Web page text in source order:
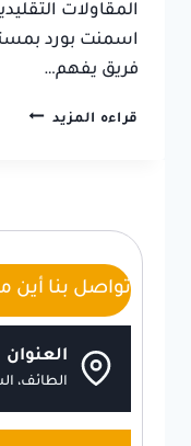
المقاولات
اسمنت بورد
فريق يفهم…
قراءه المزيد تركيب
سعر
لوح
بورد
تواصل بنا أين
العنوان
الطائف،